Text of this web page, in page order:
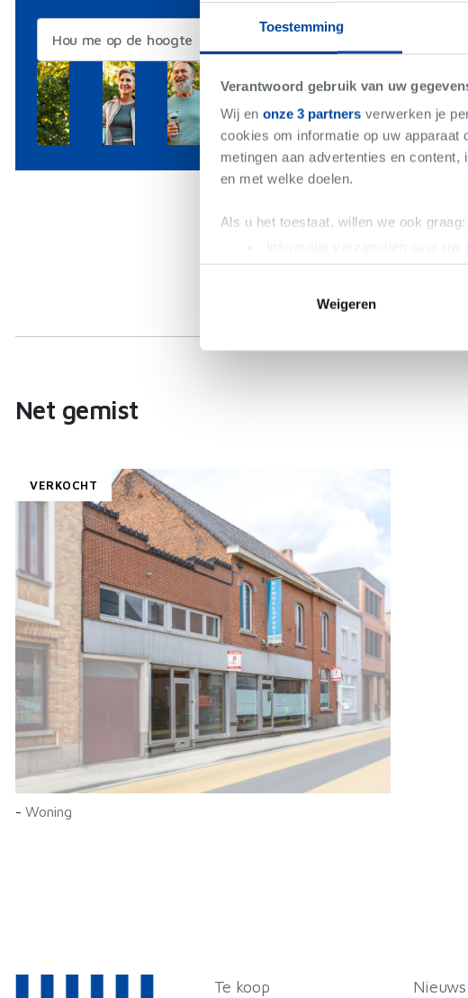
Toestemming
Verantwoord gebruik van uw
Wij en onze 3 partners verwerken je
cookies om informatie op uw apparaat
metingen aan advertenties en
en met welke doelen.
Als u het toestaat, willen we ook graag:
Uw apparaat identificeren door
toestemming op elk moment wijzigen
Weigeren
Hou me op de hoogte
Net gemist
VERKOCHT
-Woning
Te koop Nieuws